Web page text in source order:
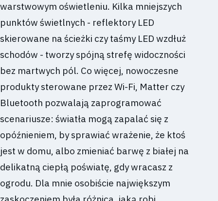
warstwowym oświetleniu. Kilka mniejszych
punktów świetlnych - reflektory LED
skierowane na ścieżki czy taśmy LED wzdłuż
schodów - tworzy spójną strefę widoczności
bez martwych pól. Co więcej, nowoczesne
produkty sterowane przez Wi-Fi, Matter czy
Bluetooth pozwalają zaprogramować
scenariusze: światła mogą zapalać się z
opóźnieniem, by sprawiać wrażenie, że ktoś
jest w domu, albo zmieniać barwę z białej na
delikatną ciepłą poświatę, gdy wracasz z
ogrodu. Dla mnie osobiście największym